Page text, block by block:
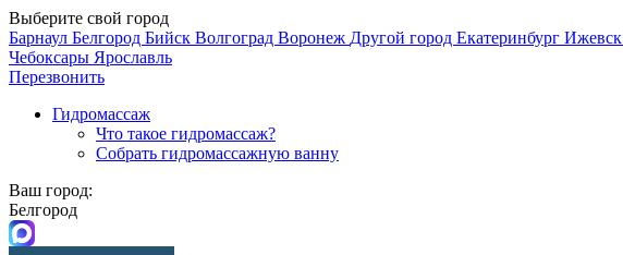
Выберите свой город
Барнаул Белгород Бийск Волгоград Воронеж Другой город Екатеринбург Ижевск
Чебоксары Ярославль
Перезвонить
Гидромассаж
Что такое гидромассаж?
Собрать гидромассажную ванну
Ваш город:
Белгород